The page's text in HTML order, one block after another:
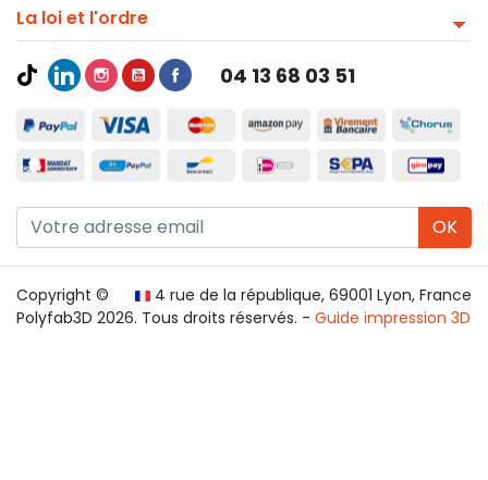
La loi et l'ordre
04 13 68 03 51
OK
4 rue de la république, 69001 Lyon, France
Copyright ©
Polyfab3D 2026. Tous droits réservés. - Guide impression 3D